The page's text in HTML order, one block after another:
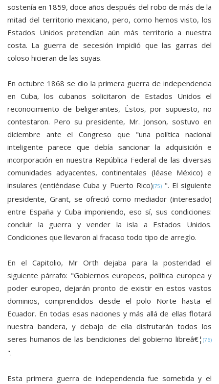
sostenía en 1859, doce años después del robo de más de la
mitad del territorio mexicano, pero, como hemos visto, los
Estados Unidos pretendían aún más territorio a nuestra
costa. La guerra de secesión impidió que las garras del
coloso hicieran de las suyas.
En octubre 1868 se dio la primera guerra de independencia
en Cuba, los cubanos solicitaron de Estados Unidos el
reconocimiento de beligerantes, Éstos, por supuesto, no
contestaron. Pero su presidente, Mr. Jonson, sostuvo en
diciembre ante el Congreso que "una política nacional
inteligente parece que debía sancionar la adquisición e
incorporación en nuestra República Federal de las diversas
comunidades adyacentes, continentales (léase México) e
insulares (entiéndase Cuba y Puerto Rico)(75)". El siguiente
presidente, Grant, se ofreció como mediador (interesado)
entre España y Cuba imponiendo, eso sí, sus condiciones:
concluir la guerra y vender la isla a Estados Unidos.
Condiciones que llevaron al fracaso todo tipo de arreglo.
En el Capitolio, Mr Orth dejaba para la posteridad el
siguiente párrafo: "Gobiernos europeos, política europea y
poder europeo, dejarán pronto de existir en estos vastos
dominios, comprendidos desde el polo Norte hasta el
Ecuador. En todas esas naciones y más allá de ellas flotará
nuestra bandera, y debajo de ella disfrutarán todos los
seres humanos de las bendiciones del gobierno libreâ€¦ (76)
".
Esta primera guerra de independencia fue sometida y el